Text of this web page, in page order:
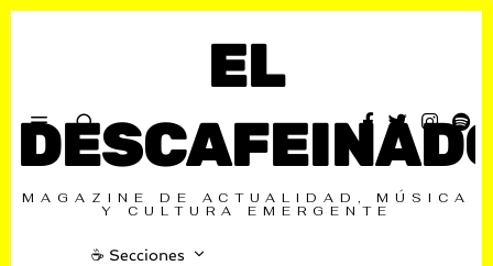
EL
MAGAZINE DE ACTUALIDAD, MÚSICA
Y CULTURA EMERGENTE
☕️ Secciones